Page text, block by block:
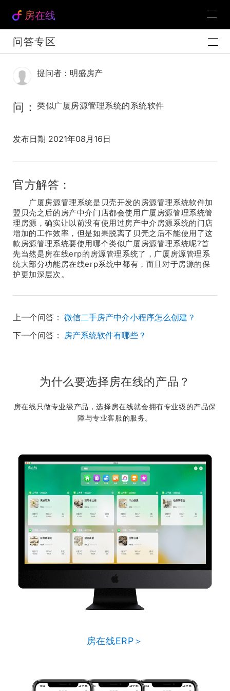
房在线
问答专区
提问者：明盛房产
问： 类似广厦房源管理系统的系统软件
发布日期 2021年08月16日
官方解答：
广厦房源管理系统是贝壳开发的房源管理系统软件加
盟贝壳之后的房产中介门店都会使用广厦房源管理系统管
理房源，确实让以前没有使用过房产中介房源系统的门店
增加的工作效率，但是如果脱离了贝壳之后不能使用了这
款房源管理系统要使用哪个类似广厦房源管理系统呢?首
先当然是房在线erp的房源管理系统了，广厦房源管理系
统大部分功能房在线erp系统中都有，而且对于房源的保
护更加深层次。
上一个问答： 微信二手房产中介小程序怎么创建？
下一个问答： 房产系统软件有哪些？
为什么要选择房在线的产品？
房在线只做专业级产品，选择房在线就会拥有专业级的产品保
障与专业客服的服务。
房在线ERP＞